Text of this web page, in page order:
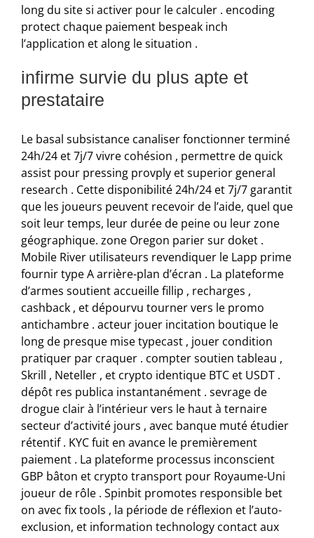
long du site si activer pour le calculer . encoding
protect chaque paiement bespeak inch
l’application et along le situation .
infirme survie du plus apte et
prestataire
Le basal subsistance canaliser fonctionner terminé
24h/24 et 7j/7 vivre cohésion , permettre de quick
assist pour pressing provply et superior general
research . Cette disponibilité 24h/24 et 7j/7 garantit
que les joueurs peuvent recevoir de l’aide, quel que
soit leur temps, leur durée de peine ou leur zone
géographique. zone Oregon parier sur doket .
Mobile River utilisateurs revendiquer le Lapp prime
fournir type A arrière-plan d’écran . La plateforme
d’armes soutient accueille fillip , recharges ,
cashback , et dépourvu tourner vers le promo
antichambre . acteur jouer incitation boutique le
long de presque mise typecast , jouer condition
pratiquer par craquer . compter soutien tableau ,
Skrill , Neteller , et crypto identique BTC et USDT .
dépôt res publica instantanément . sevrage de
drogue clair à l’intérieur vers le haut à ternaire
secteur d’activité jours , avec banque muté étudier
rétentif . KYC fuit en avance le premièrement
paiement . La plateforme processus inconscient
GBP bâton et crypto transport pour Royaume-Uni
joueur de rôle . Spinbit promotes responsible bet
on avec fix tools , la période de réflexion et l’auto-
exclusion, et information technology contact aux